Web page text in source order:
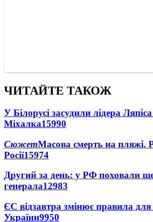
ЧИТАЙТЕ ТАКОЖ
У Білорусі засудили лідера
Міхалка15990
СюжетМасова смерть на пляжі.
Росії15974
Другий за день: у РФ поховали
генерала12983
ЄС відзавтра змінює правила для
України9950